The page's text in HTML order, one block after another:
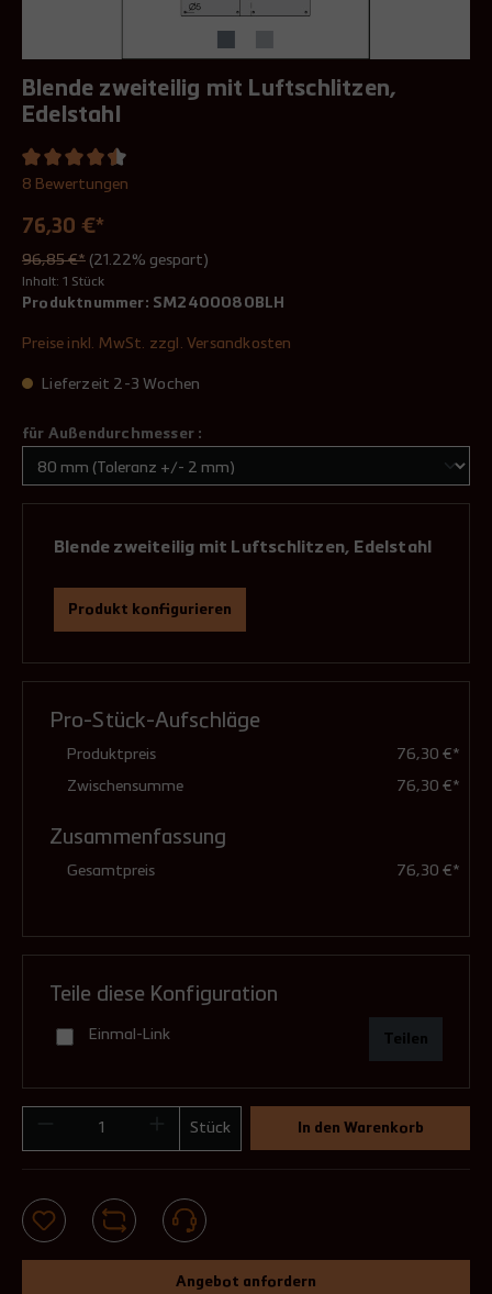
Blende zweiteilig mit Luftschlitzen,
Edelstahl
8 Bewertungen
76,30 €*
96,85 €* (21.22% gespart)
Inhalt: 1 Stück
Produktnummer: SM2400080BLH
Preise inkl. MwSt. zzgl. Versandkosten
Lieferzeit 2-3 Wochen
für Außendurchmesser :
Blende zweiteilig mit Luftschlitzen, Edelstahl
Produkt konfigurieren
0°, flach
bis 45°
Pro-Stück-Aufschläge
Produktpreis 76,30 €*
Zwischensumme 76,30 €*
Zusammenfassung
Gesamtpreis 76,30 €*
Teile diese Konfiguration
Einmal-Link Teilen
Stück In den Warenkorb
Angebot anfordern